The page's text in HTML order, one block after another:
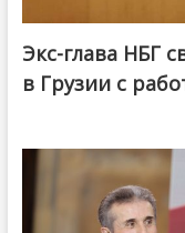
Экс-глава НБГ
в Грузии с